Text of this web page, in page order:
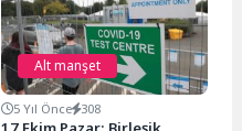
Alt manşet
5 Yıl Önce 308